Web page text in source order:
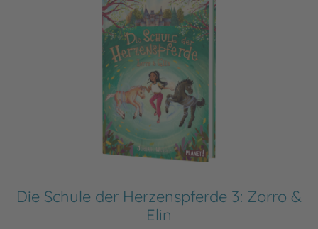
Die Schule der Herzenspferde 3: Zorro &
Elin